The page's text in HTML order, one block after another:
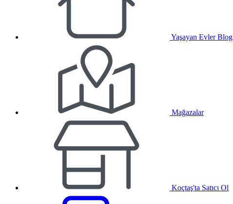
Yaşayan Evler Blog
Mağazalar
Koçtaş'ta Satıcı Ol